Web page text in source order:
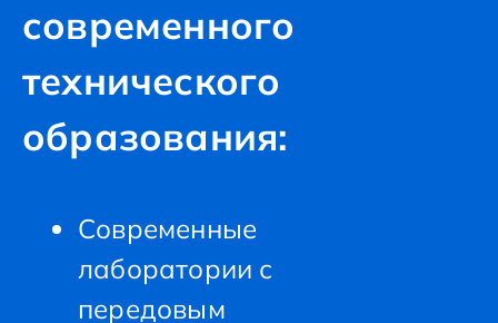
современного
технического
образования:
Современные
лаборатории с
передовым